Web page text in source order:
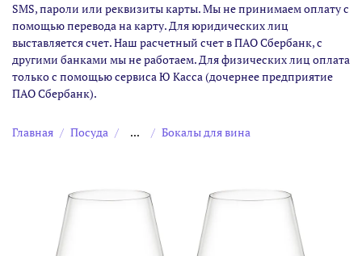
SMS, пароли или реквизиты карты. Мы не принимаем оплату с
помощью перевода на карту. Для юридических лиц
выставляется счет. Наш расчетный счет в ПАО Сбербанк, с
другими банками мы не работаем. Для физических лиц оплата
только с помощью сервиса Ю Касса (дочернее предприятие
ПАО Сбербанк).
Главная Посуда ... Бокалы для вина